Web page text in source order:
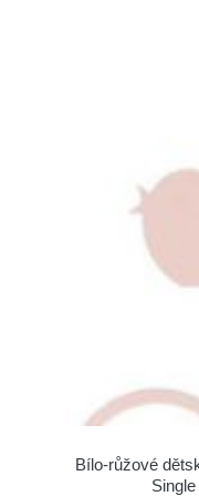
Bílo-růžové